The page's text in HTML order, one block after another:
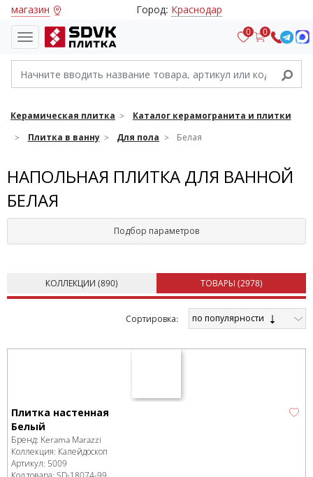
магазин Город: Краснодар
0 0
Керамическая плитка
Каталог керамогранита и плитки
Плитка в ванну
Для пола Белая
НАПОЛЬНАЯ ПЛИТКА ДЛЯ ВАННОЙ
БЕЛАЯ
Подбор параметров
КОЛЛЕКЦИИ (890) ТОВАРЫ (2978)
Cортировка: по популярности
Плитка настенная
Белый
Бренд: Kerama Marazzi
Коллекция: Калейдоскоп
Артикул: 5009